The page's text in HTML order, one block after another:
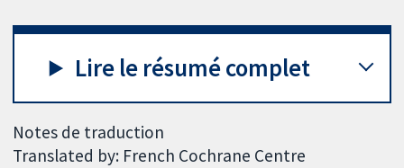
Lire le résumé complet
Notes de traduction
Translated by: French Cochrane Centre